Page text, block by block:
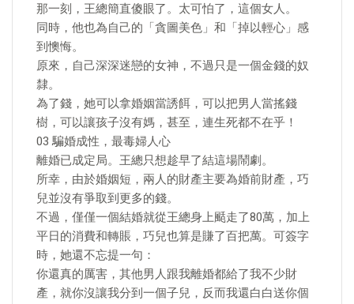
那一刻，王總簡直傻眼了。太可怕了，這個女人。
同時，他也為自己的「貪圖美色」和「掉以輕心」感
到懊悔。
原來，自己深深迷戀的女神，不過只是一個金錢的奴
隸。
為了錢，她可以拿婚姻當誘餌，可以把男人當搖錢
樹，可以讓孩子沒有媽，甚至，連生死都不在乎！
03 騙婚成性，最毒婦人心
離婚已成定局。王總只想趁早了結這場鬧劇。
所幸，由於婚姻短，兩人的財產主要為婚前財產，巧
兒並沒有爭取到更多的錢。
不過，僅僅一個結婚就從王總身上颳走了80萬，加上
平日的消費和轉賬，巧兒也算是賺了百把萬。可簽字
時，她還不忘提一句：
你還真的厲害，其他男人跟我離婚都給了我不少財
產，就你沒讓我分到一個子兒，反而我還白白送你個